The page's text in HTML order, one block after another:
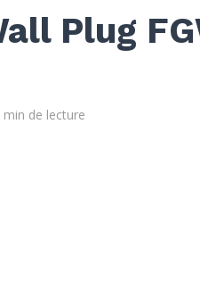
Plug
min de lecture